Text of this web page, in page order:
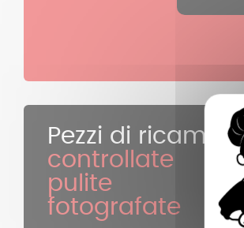
Pezzi di ricambio
controllate
pulite
fotografate